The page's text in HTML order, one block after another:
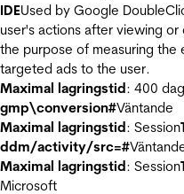
IDEUsed by Google
user's actions after viewing
the purpose of measuring
targeted ads to the user.
Maximal lagringstid: 400
gmp\conversion#Väntande
Maximal lagringstid: Session
ddm/activity/src=#
Maximal lagringstid: Session
Microsoft